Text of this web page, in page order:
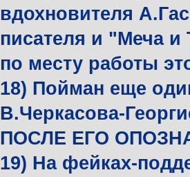
вдохновителя
писателя и "Меча и
по месту работы
18) Пойман еще
В.Черкасова-
ПОСЛЕ ЕГО
19) На фейках-